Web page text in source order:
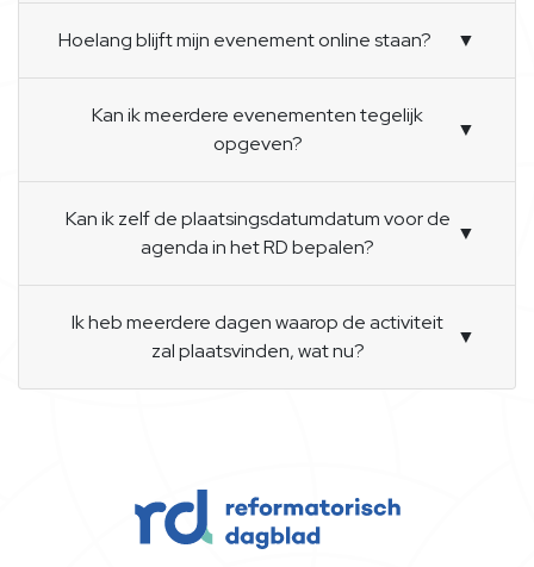
Hoelang blijft mijn evenement online staan? ▼
Kan ik meerdere evenementen tegelijk
opgeven?
▼
Kan ik zelf de plaatsingsdatumdatum voor de
agenda in het RD bepalen?
▼
Ik heb meerdere dagen waarop de activiteit
zal plaatsvinden, wat nu?
▼